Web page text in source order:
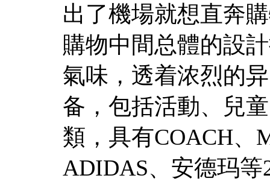
出了機場就想直奔
購物中間总體的設
氣味，透着浓烈的
备，包括活動、兒
類，具有COACH、
ADIDAS、安德玛